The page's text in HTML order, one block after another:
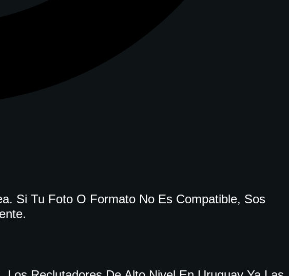
Si Tu Foto O Formato No Es Compatible, Sos